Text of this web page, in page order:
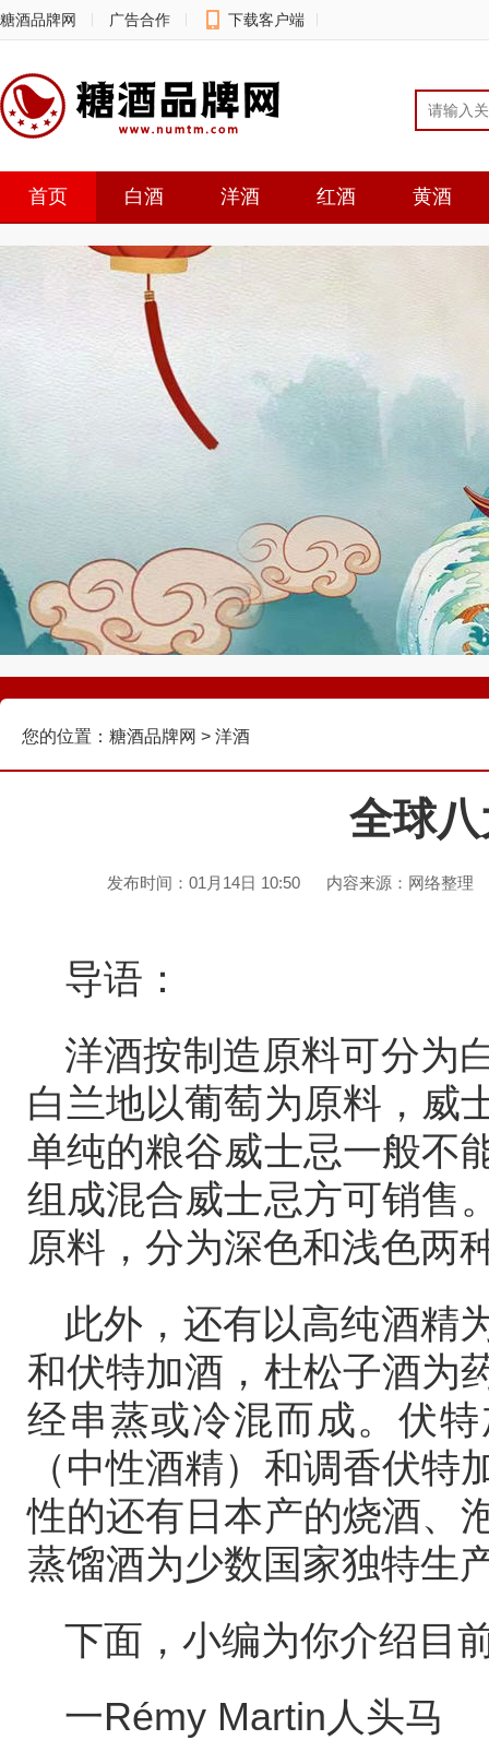
糖酒品牌网 广告合作 下载客户端
首页 白酒 洋酒 红酒 黄酒
资讯 聚焦
您的位置： 糖酒品牌网 > 洋酒
全球
发布时间：01月14日 10:50 内容来源：网络整理
导语：
洋酒按制造原料可分为
白兰地以葡萄为原料，威
单纯的粮谷威士忌一般不
组成混合威士忌方可销售
原料，分为深色和浅色两
此外，还有以高纯酒精
和伏特加酒，杜松子酒为
经串蒸或冷混而成。伏
（中性酒精）和调香伏
性的还有日本产的烧酒、
蒸馏酒为少数国家独特生
下面，小编为你介绍目
一Rémy Martin人头马